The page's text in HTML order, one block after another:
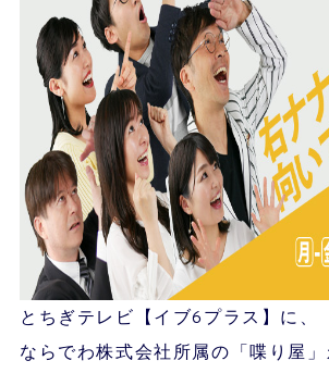
とちぎテレビ【イブ6プラス】に、
ならでわ株式会社所属の「喋り屋